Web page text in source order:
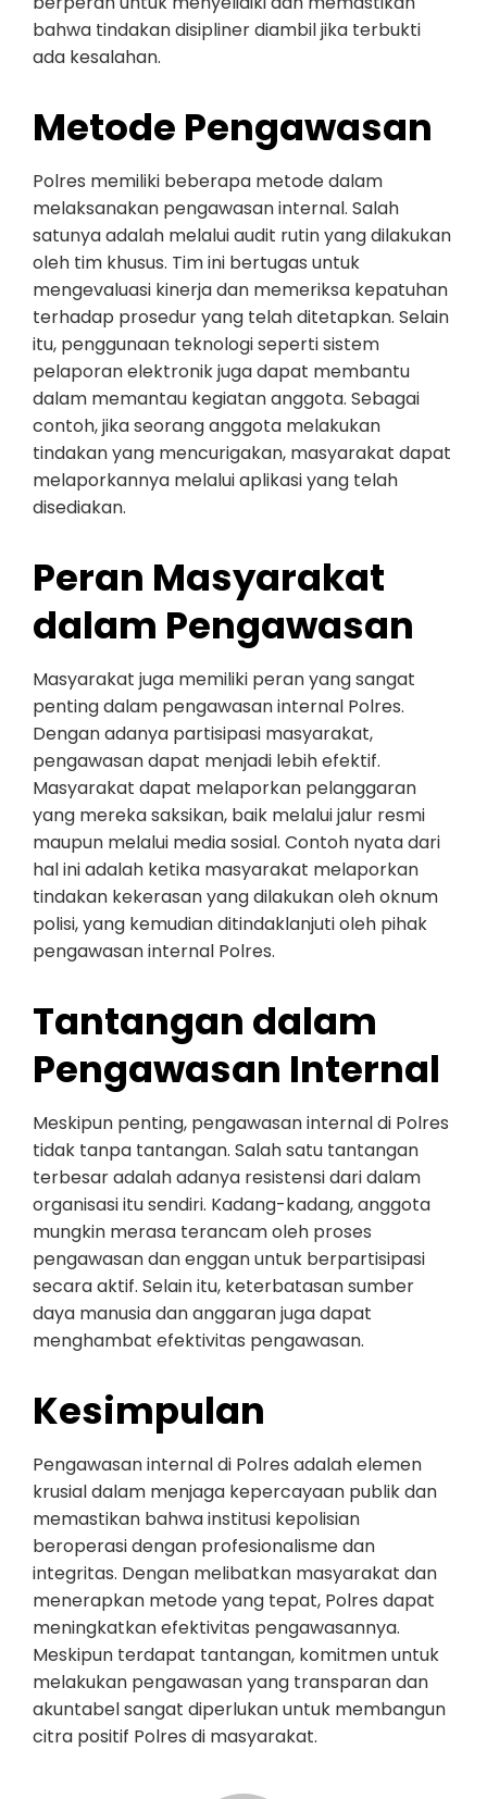
bahwa tindakan disipliner diambil jika terbukti
ada kesalahan.
Metode Pengawasan
Polres memiliki beberapa metode dalam
melaksanakan pengawasan internal. Salah
satunya adalah melalui audit rutin yang dilakukan
oleh tim khusus. Tim ini bertugas untuk
mengevaluasi kinerja dan memeriksa kepatuhan
terhadap prosedur yang telah ditetapkan. Selain
itu, penggunaan teknologi seperti sistem
pelaporan elektronik juga dapat membantu
dalam memantau kegiatan anggota. Sebagai
contoh, jika seorang anggota melakukan
tindakan yang mencurigakan, masyarakat dapat
melaporkannya melalui aplikasi yang telah
disediakan.
Peran Masyarakat
dalam Pengawasan
Masyarakat juga memiliki peran yang sangat
penting dalam pengawasan internal Polres.
Dengan adanya partisipasi masyarakat,
pengawasan dapat menjadi lebih efektif.
Masyarakat dapat melaporkan pelanggaran
yang mereka saksikan, baik melalui jalur resmi
maupun melalui media sosial. Contoh nyata dari
hal ini adalah ketika masyarakat melaporkan
tindakan kekerasan yang dilakukan oleh oknum
polisi, yang kemudian ditindaklanjuti oleh pihak
pengawasan internal Polres.
Tantangan dalam
Pengawasan Internal
Meskipun penting, pengawasan internal di Polres
tidak tanpa tantangan. Salah satu tantangan
terbesar adalah adanya resistensi dari dalam
organisasi itu sendiri. Kadang-kadang, anggota
mungkin merasa terancam oleh proses
pengawasan dan enggan untuk berpartisipasi
secara aktif. Selain itu, keterbatasan sumber
daya manusia dan anggaran juga dapat
menghambat efektivitas pengawasan.
Kesimpulan
Pengawasan internal di Polres adalah elemen
krusial dalam menjaga kepercayaan publik dan
memastikan bahwa institusi kepolisian
beroperasi dengan profesionalisme dan
integritas. Dengan melibatkan masyarakat dan
menerapkan metode yang tepat, Polres dapat
meningkatkan efektivitas pengawasannya.
Meskipun terdapat tantangan, komitmen untuk
melakukan pengawasan yang transparan dan
akuntabel sangat diperlukan untuk membangun
citra positif Polres di masyarakat.